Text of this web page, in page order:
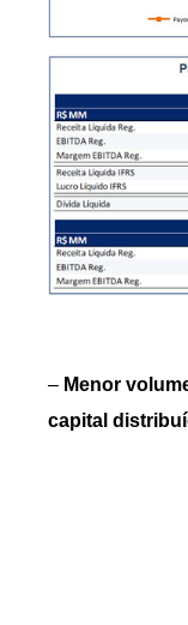
– Menor
capital